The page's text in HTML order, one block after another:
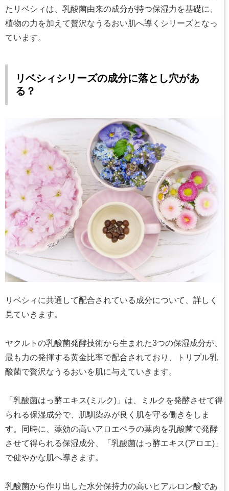
たリベシィは、乳酸菌由来の成分が持つ保湿力を基礎に、
植物の力を加えて贅沢なうるおい肌へ導くシリーズとなっ
ています。
リベシィシリーズの成分に落とし穴があ
る？
リベシィに共通して配合されている成分について、詳しく
見ていきます。
ヤクルトの乳酸菌発酵技術から生まれた3つの保湿成分が、
最も力の発揮する黄金比率で配合されており、トリプル乳
酸菌で贅沢なうるおいを肌に与えていきます。
「乳酸菌はっ酵エキス(ミルク)」は、ミルクを発酵させて得
られる保湿成分で、肌馴染みが良く肌を守る働きをしま
す。同時に、薬効の高いアロエベラの葉肉を乳酸菌で発酵
させて得られる保湿成分、「乳酸菌はっ酵エキス(アロエ)」
で健やかな肌へ導きます。
乳酸菌から作り出した水分保持力の高いヒアルロン酸であ